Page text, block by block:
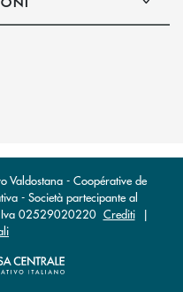
apre l’app di posta
- Coopérative de
- Società partecipante al
02529020220 Crediti|